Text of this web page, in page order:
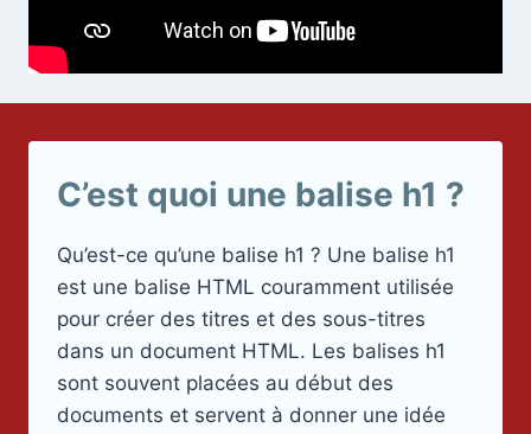
C’est quoi une balise h1 ?
Qu’est-ce qu’une balise h1 ? Une balise h1
est une balise HTML couramment utilisée
pour créer des titres et des sous-titres
dans un document HTML. Les balises h1
sont souvent placées au début des
documents et servent à donner une idée